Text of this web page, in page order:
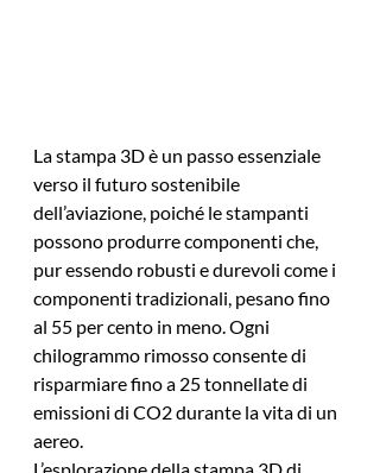
La stampa 3D è un passo essenziale
verso il futuro sostenibile
dell’aviazione, poiché le stampanti
possono produrre componenti che,
pur essendo robusti e durevoli come i
componenti tradizionali, pesano fino
al 55 per cento in meno. Ogni
chilogrammo rimosso consente di
risparmiare fino a 25 tonnellate di
emissioni di CO2 durante la vita di un
aereo.